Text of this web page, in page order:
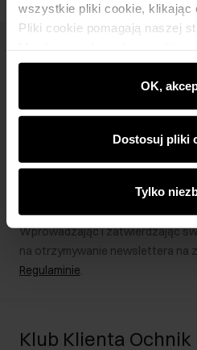
wszystkie pliki cookie, klikając
Pliki cookie pomagają naszej
wyświetlać im dopasowane do
rekomendacje oraz
najnowszych promocjach w e-
partnerom społecznościowym,
analitycznym. Partnerzy mogą
podczas korzystania z ich
OK,
Dostosuj pliki
Tylko
Newsletter
Bądź na bieżąco z nowościami i
Wprowadzając i zatwierdzając
na otrzymywanie newslettera na
Regulaminie.
Klub Klienta Ochnik